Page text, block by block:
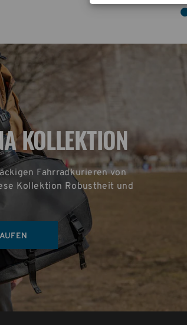
KOLLEKTION
Fahrradkurieren von
Kollektion Robustheit und